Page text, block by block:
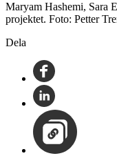
Maryam Hashemi, Sara
projektet. Foto: Petter
Dela